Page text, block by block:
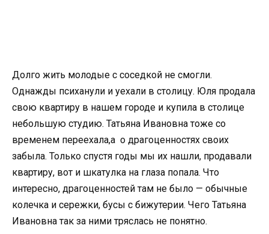
Долго жить молодые с соседкой не смогли.
Однажды психанули и уехали в столицу. Юля продала
свою квартиру в нашем городе и купила в столице
небольшую студию. Татьяна Ивановна тоже со
временем переехала,а о драгоценностях своих
забыла. Только спустя годы мы их нашли, продавали
квартиру, вот и шкатулка на глаза попала. Что
интересно, драгоценностей там не было — обычные
колечка и сережки, бусы с бижутерии. Чего Татьяна
Ивановна так за ними тряслась не понятно.